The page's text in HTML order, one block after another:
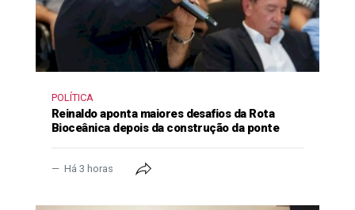
POLÍTICA
Reinaldo aponta maiores desafios da Rota
Bioceânica depois da construção da ponte
Há 3 horas